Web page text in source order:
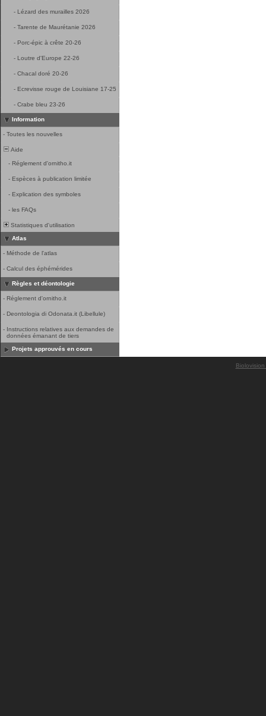
- Lézard des murailles 2026
- Tarente de Maurétanie 2026
- Porc-épic à crête 20-26
- Loutre d'Europe 22-26
- Chacal doré 20-26
- Ecrevisse rouge de Louisiane 17-25
- Crabe bleu 23-26
Information
- Toutes les nouvelles
Aide
- Réglement d'ornitho.it
- Espèces à publication limitée
- Explication des symboles
- les FAQs
Statistiques d'utilisation
Atlas
- Méthode de l'atlas
- Calcul des éphémérides
Règles et déontologie
- Réglement d'ornitho.it
- Deontologia di Odonata.it (Libellule)
- Instructions relatives aux demandes de
données émanant de tiers
Projets approuvés en cours
Biolovision